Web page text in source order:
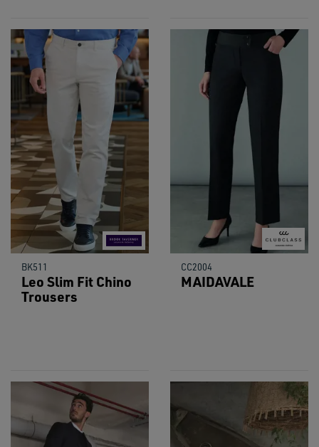
BK511
Leo Slim Fit Chino
Trousers
CC2004
MAIDAVALE